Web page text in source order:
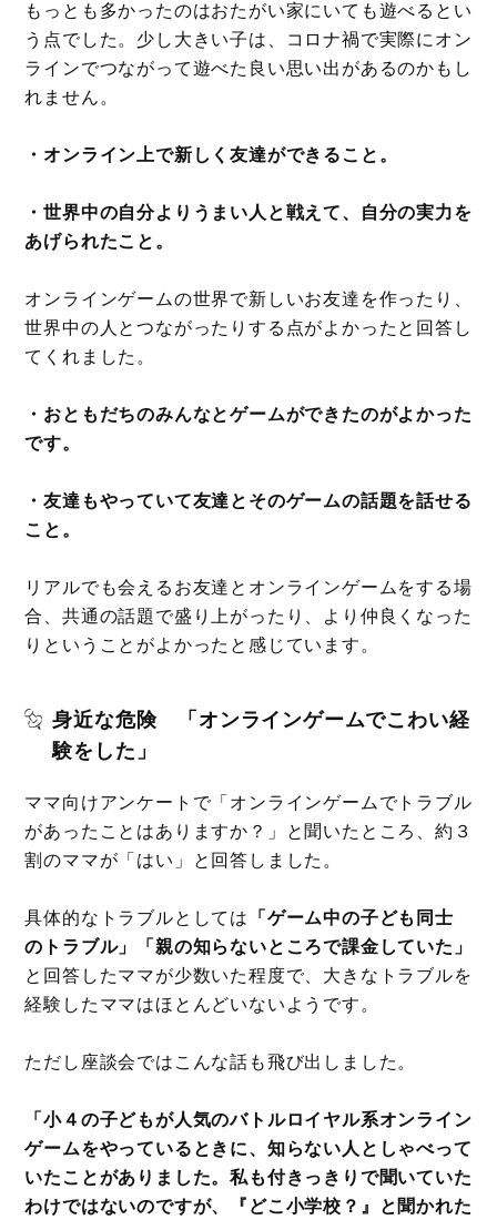
もっとも多かったのはおたがい家にいても遊べるとい
う点でした。少し大きい子は、コロナ禍で実際にオン
ラインでつながって遊べた良い思い出があるのかもし
れません。
・オンライン上で新しく友達ができること。
・世界中の自分よりうまい人と戦えて、自分の実力を
あげられたこと。
オンラインゲームの世界で新しいお友達を作ったり、
世界中の人とつながったりする点がよかったと回答し
てくれました。
・おともだちのみんなとゲームができたのがよかった
です。
・友達もやっていて友達とそのゲームの話題を話せる
こと。
リアルでも会えるお友達とオンラインゲームをする場
合、共通の話題で盛り上がったり、より仲良くなった
りということがよかったと感じています。
身近な危険 「オンラインゲームでこわい経
験をした」
ママ向けアンケートで「オンラインゲームでトラブル
があったことはありますか？」と聞いたところ、約３
割のママが「はい」と回答しました。
具体的なトラブルとしては 「ゲーム中の子ども同士
のトラブル」「親の知らないところで課金していた」
と回答したママが少数いた程度で、大きなトラブルを
経験したママはほとんどいないようです。
ただし座談会ではこんな話も飛び出しました。
「小４の子どもが人気のバトルロイヤル系オンライン
ゲームをやっているときに、知らない人としゃべって
いたことがありました。私も付きっきりで聞いていた
わけではないのですが、『どこ小学校？』と聞かれた